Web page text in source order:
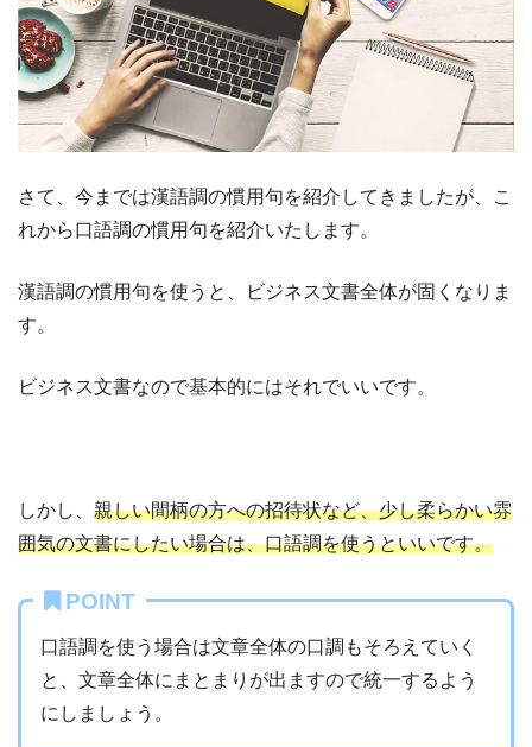
さて、今までは漢語調の慣用句を紹介してきましたが、こ
れから口語調の慣用句を紹介いたします。
漢語調の慣用句を使うと、ビジネス文書全体が固くなりま
す。
ビジネス文書なので基本的にはそれでいいです。
しかし、 親しい間柄の方への招待状など、少し柔らかい雰
囲気の文書にしたい場合は、口語調を使うといいです。
POINT
口語調を使う場合は文章全体の口調もそろえていく
と、文章全体にまとまりが出ますので統一するよう
にしましょう。